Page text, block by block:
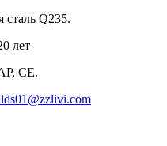
сталь Q235.
лет
CE.
ds01@zzlivi.com